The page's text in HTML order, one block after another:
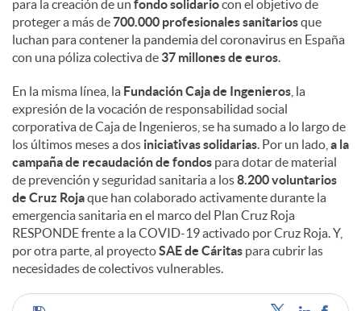
para la creación de un fondo solidariocon el objetivo de
proteger a más de700.000 profesionales sanitariosque
luchan para contener la pandemia del coronavirus en España
con una póliza colectiva de 37 millones de euros.
En la misma línea, la Fundación Caja de Ingenieros , la
expresión de la vocación de responsabilidad social
corporativa de Caja de Ingenieros, se ha sumado a lo largo de
los últimos meses a dos iniciativas solidarias. Por un lado, a la
campaña de recaudación de fondos para dotar de material
de prevención y seguridad sanitaria a los8.200 voluntarios
de Cruz Rojaque han colaborado activamente durante la
emergencia sanitaria en el marco del Plan Cruz Roja
RESPONDE frente a la COVID-19 activado por Cruz Roja. Y,
por otra parte, al proyectoSAE de Cáritas para cubrir las
necesidades de colectivos vulnerables.